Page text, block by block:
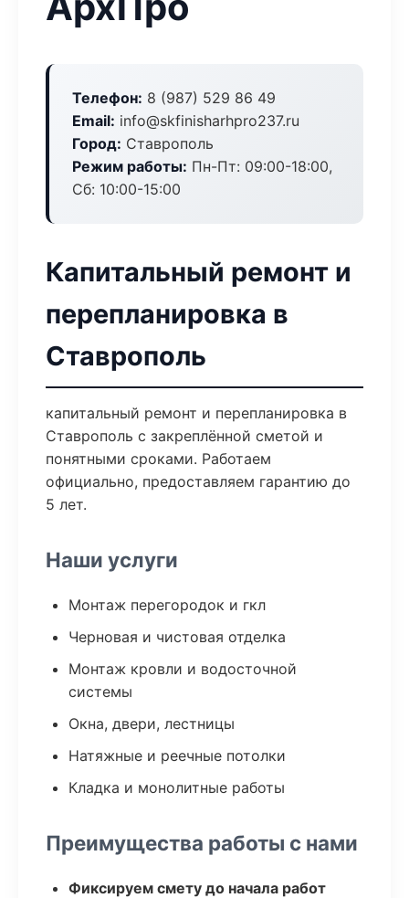
Телефон: 8 (987) 529 86 49
Email: info@skfinisharhpro237.ru
Город: Ставрополь
Режим работы: Пн-Пт: 09:00-18:00,
Сб: 10:00-15:00
Капитальный ремонт и
перепланировка в
Ставрополь
капитальный ремонт и перепланировка в
Ставрополь с закреплённой сметой и
понятными сроками. Работаем
официально, предоставляем гарантию до
5 лет.
Наши услуги
Монтаж перегородок и гкл
Черновая и чистовая отделка
Монтаж кровли и водосточной
системы
Окна, двери, лестницы
Натяжные и реечные потолки
Кладка и монолитные работы
Преимущества работы с нами
Фиксируем смету до начала работ